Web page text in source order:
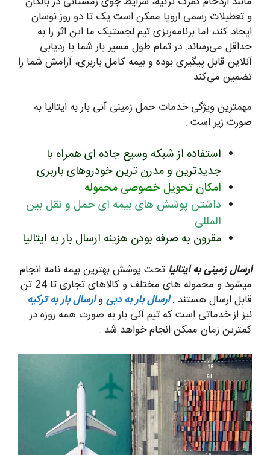
و تعطیلات رسمی اروپا ممکن است یک تا دو روز نوسان
ایجاد کند، اما برنامه‌ریزی تیم لجستیک ما این اثر را به
حداقل می‌رساند. در تمام طول مسیر بار شما با ردیابی
آنلاین قابل پیگیری بوده و بیمه کامل باربری، آرامش شما را
تضمین می‌کند.
مهمترین ویژگی خدمات حمل زمینی آنی بار به ایتالیا به
صورت زیر است :
استفاده از شبکه وسیع جاده ای همراه با
جدیدترین و مدرن ترین خودروهای باربری
امکان تحویل خصوصی محموله
داشتن پوشش های بیمه ای حمل و نقل بین
المللی
مقرون به صرفه بودن هزینه ارسال بار به ایتالیا
ارسال زمینی به ایتالیا تحت پوشش بهترین بیمه نامه انجام
میشود و محموله های مختلف و کالاهای تجاری تا 24 تن
قابل ارسال هستند .ارسال بار به دبیوارسال بار به ترکیه
نیز از خدماتی است که تیم آنی بار به صورت همه روزه در
کمترین زمان ممکن انجام خواهد شد .